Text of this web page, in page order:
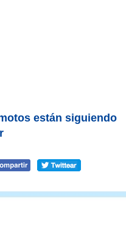
están siguiendo